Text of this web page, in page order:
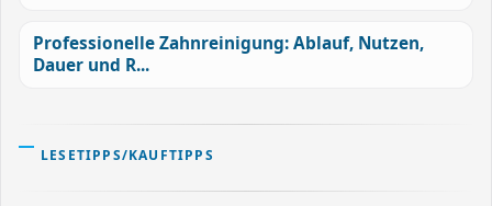
Professionelle Zahnreinigung: Ablauf, Nutzen,
Dauer und R...
LESETIPPS/KAUFTIPPS